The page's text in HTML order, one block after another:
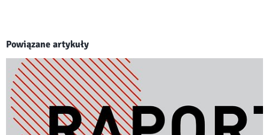
Powiązane artykuły